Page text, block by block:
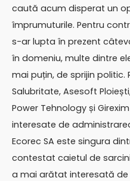
caută acum disperat un
împrumuturile. Pentru
s-ar lupta în prezent
în domeniu, multe dintre
mai puțin, de sprijin politic.
Salubritate, Asesoft
Power Tehnology și
interesate de
Ecorec SA este singura
contestat caietul de
a mai arătat interesată